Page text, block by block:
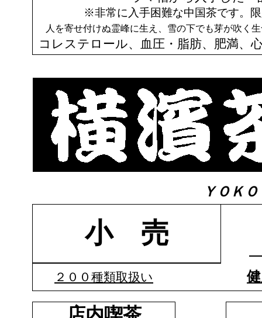
※非常に入手困難な中国茶です。
人を寄せ付けぬ霊峰に生え、雪の下でも芽が吹く
コレステロール、血圧・脂肪、肥満、
ＹＯＫ
小 売
２００種類取扱い